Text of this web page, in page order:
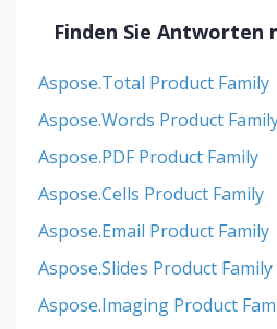
Finden Sie Antworten
Aspose.Total Product Family
Aspose.Words Product
Aspose.PDF Product Family
Aspose.Cells Product Family
Aspose.Email Product Family
Aspose.Slides Product Family
Aspose.Imaging Product